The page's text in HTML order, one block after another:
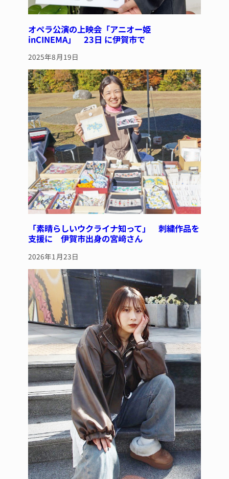
オペラ公演の上映会「アニオー姫
inCINEMA」 23日 に伊賀市で
2025年8月19日
「素晴らしいウクライナ知って」 刺繍作品を
支援に 伊賀市出身の宮﨑さん
2026年1月23日